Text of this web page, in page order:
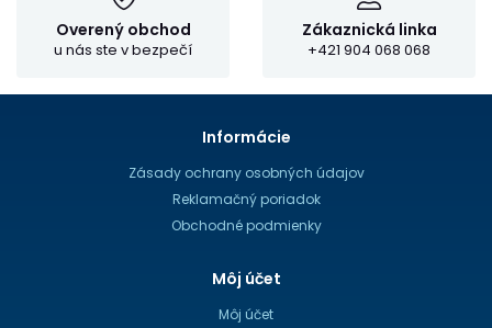
Overený obchod
u nás ste v bezpečí
Zákaznická linka
+421 904 068 068
Informácie
Zásady ochrany osobných údajov
Reklamačný poriadok
Obchodné podmienky
Môj účet
Môj účet